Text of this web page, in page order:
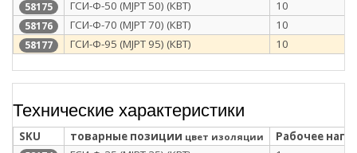
58175 ГСИ-Ф-50 (MJPT 50) (КВТ) 10
58176 ГСИ-Ф-70 (MJPT 70) (КВТ) 10
58177 ГСИ-Ф-95 (MJPT 95) (КВТ) 10
Технические характеристики
SKU товарные позиции цвет изоляции Рабочее